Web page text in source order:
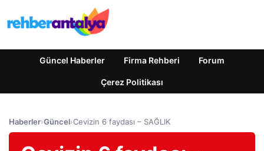
Güncel Haberler Firma Rehberi Forum
Çerez Politikası
Haberler›Güncel›Cevizin 6 faydası – SAĞLIK